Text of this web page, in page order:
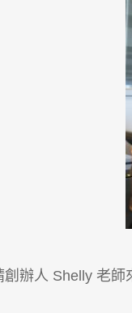
創辦人 Shelly 老